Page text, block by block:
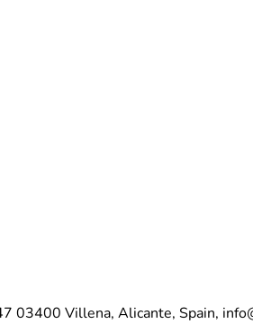
03400 Villena, Alicante, Spain,